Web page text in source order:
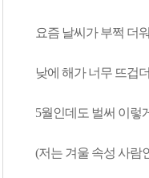
요즘 날씨가 부쩍 더
낮에 해가 너무 뜨겁
5월인데도 벌써 이렇
(저는 겨울 속성 사람